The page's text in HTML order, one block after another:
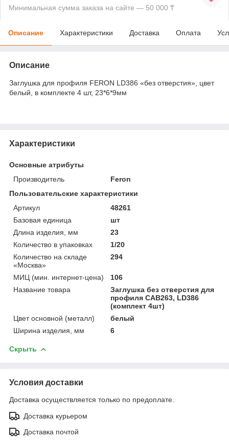
Минимальная сумма заказа на сайте — 50 000 ₸
Описание Характеристики Доставка Оплата
Описание
Заглушка для профиля FERON LD386 «без отверстия», цвет
белый, в комплекте 4 шт, 23*6*9мм
Характеристики
Основные атрибуты
Производитель
Feron
Пользовательские характеристики
Артикул
48261
Базовая единица
шт
Длина изделия, мм
23
Количество в упаковках
1/20
Количество на складе
«Москва»
294
МИЦ (мин. интернет-цена)
106
Название товара
Заглушка без отверстия для
профиля CAB263, LD386
(комплект 4шт)
Цвет основной (металл)
белый
Ширина изделия, мм
6
Скрыть
Условия доставки
Доставка осуществляется только по предоплате.
Доставка курьером
Доставка почтой